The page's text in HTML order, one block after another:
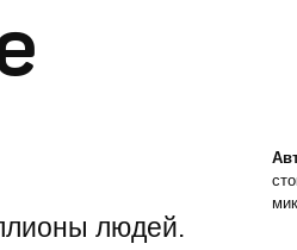
людей.